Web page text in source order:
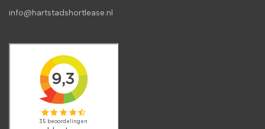
info@hartstadshortlease.nl